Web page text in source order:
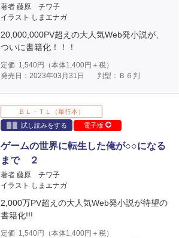
著者 藤原 チワ子
イラスト しまエナガ
20,000,000PV超えの大人気Web発小説が、
ついに書籍化！！！
定価 1,540円（本体1,400円＋税）
発売日：2023年03月31日
判型：Ｂ６判
ＢＬ・ＴＬ（単行本）
試し読みをする
電子版
ゲームの世界に転生した俺が○○になる
まで ２
著者 藤原 チワ子
イラスト しまエナガ
2,000万PV超えの大人気Web発小説が待望の
書籍化!!!
定価 1,540円（本体1,400円＋税）